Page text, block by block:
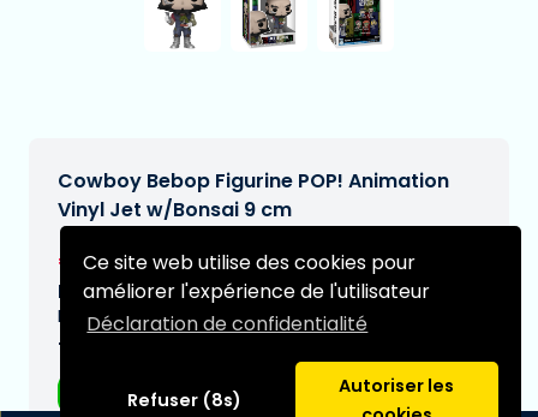
Ce site web utilise des cookies pour
améliorer l'expérience de l'utilisateur
Déclaration de confidentialité
Refuser (8s)
Autoriser les
Cowboy Bebop Figurine POP! Animation
Vinyl Jet w/Bonsai 9 cm
€19,99[Sous réserve de modifications]
Date de livraison prévue:
N/A
Type:
Funko POP!